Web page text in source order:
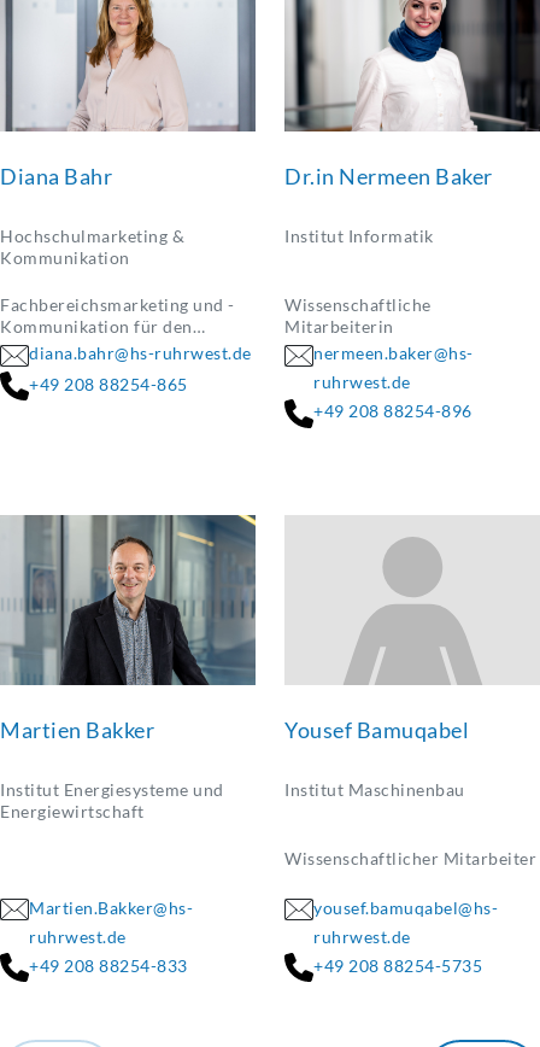
Diana Bahr
Hochschulmarketing &
Kommunikation
Fachbereichsmarketing und -
Kommunikation für den
Fachbereich 1 |Institute
Informatik & Energiesysteme
und Wasserwirtschaft
diana.bahr@hs-ruhrwest.de
+49 208 88254-865
Dr.in Nermeen Baker
Institut Informatik
Wissenschaftliche
Mitarbeiterin
nermeen.baker@hs-
ruhrwest.de
+49 208 88254-896
Martien Bakker
Institut Energiesysteme und
Energiewirtschaft
Martien.Bakker@hs-
ruhrwest.de
+49 208 88254-833
Yousef Bamuqabel
Institut Maschinenbau
Wissenschaftlicher Mitarbeiter
yousef.bamuqabel@hs-
ruhrwest.de
+49 208 88254-5735